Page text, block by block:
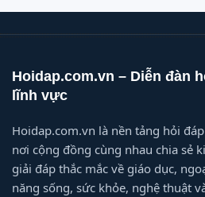
Hoidap.com.vn – Diễn đàn
lĩnh vực
Hoidap.com.vn là nền tảng hỏi
nơi cộng đồng cùng nhau chia sẻ
giải đáp thắc mắc về giáo dục,
năng sống, sức khỏe, nghệ thuật